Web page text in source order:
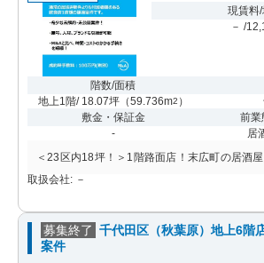
現賃料
－ /
階数/面積
地上1階/ 18.07坪（59.736m2 ）
敷金・保証金
-
前業
居
＜23区内18坪！＞1階路面店！末広町の居酒
取扱会社: －
募集終了 千代田区（秋葉原）地上6階
案件